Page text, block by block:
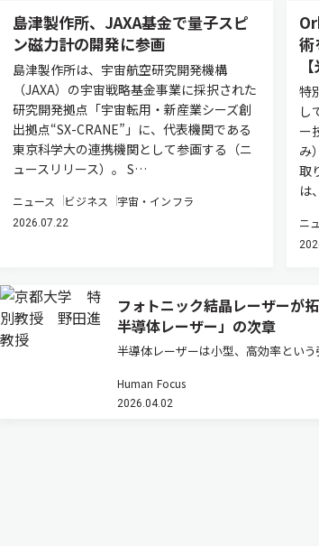
島津製作所、JAXA基金で量子スピ
ン磁力計の開発に参画
島津製作所は、宇宙航空研究開発機構
（JAXA）の宇宙戦略基金事業に採択された
研究開発拠点「宇宙転用・新産業シーズ創
出拠点“SX-CRANE”」に、代表機関である
東京科学大の連携機関として参画する（ニ
ュースリリース）。 S…
ニュース ビジネス 宇宙・インフラ
2026.07.22
術
特
し
ー
み
取
は
ニ
フォトニック結晶レーザーが
半導体レーザー」の次章
半導体レーザーは小型、高効率とい
という壁があった。フォトニック結晶
常識を塗り替えつつある。その研究の
Human Focus
2026.04.02